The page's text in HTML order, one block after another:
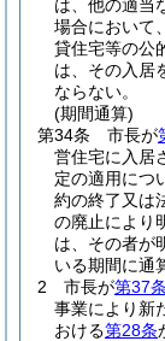
は、他の適当
場合において
貸住宅等の公
は、その入居
ならない。
(期間通算)
第34条
市長が
営住宅に入居
定の適用につ
約の終了又は
の廃止により
は、その者が
いる期間に通
2
市長が第37条
事業により新
おける第28条